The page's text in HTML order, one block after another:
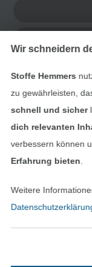
Wir schneidern
Stoffe Hemmers
zu gewährleisten,
schnell und sicher
dich relevanten
verbessern können
Erfahrung bieten
Weitere